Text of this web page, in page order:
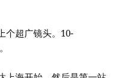
个超广镜头。10-